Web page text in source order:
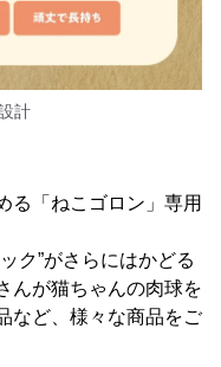
計
る「ねこゴロン」専用
ク”がさらにはかどる
んが猫ちゃんの肉球を
など、様々な商品をご